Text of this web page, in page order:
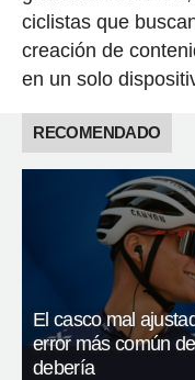
ciclistas que
creación de
en un solo
RECOMENDADO
El casco mal
error más común
debería